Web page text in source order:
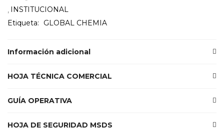
Acuérdate de mí
INSTITUCIONAL
Etiqueta:
GLOBAL CHEMIA
Información adicional
HOJA TÉCNICA COMERCIAL
GUÍA OPERATIVA
HOJA DE SEGURIDAD MSDS